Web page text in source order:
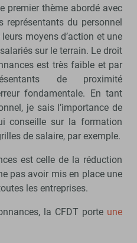
premier thème abordé avec
représentants du personnel
moyens d’action et une
sur le terrain. Le droit
est très faible et par
de proximité
fondamentale. En tant
je sais l’importance de
conseille sur la formation
de salaire, par exemple.
est celle de la réduction
pas avoir mis en place une
les entreprises.
la CFDT porte une